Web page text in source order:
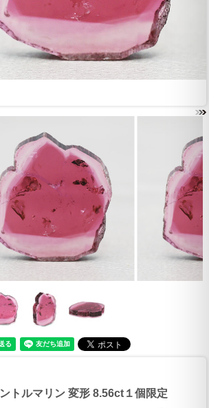
トルマリン 変形 8.56ct１個限定